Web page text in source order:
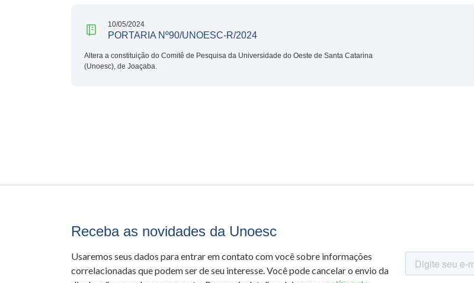
10/05/2024
PORTARIA Nº90/UNOESC-R/2024
Altera a constituição do Comitê de Pesquisa da Universidade do Oeste de Santa Catarina
(Unoesc), de Joaçaba.
Receba as novidades da Unoesc
Usaremos seus dados para entrar em contato com você sobre informações
correlacionadas que podem ser de seu interesse. Você pode cancelar o envio da